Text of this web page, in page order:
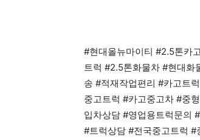
#현대올뉴마이티 #2.5톤카
트럭 #2.5톤화물차 #현대화
송 #적재작업편리 #카고트
중고트럭 #카고중고차 #중
입차상담 #영업용트럭문의
#트럭상담 #전국중고트럭